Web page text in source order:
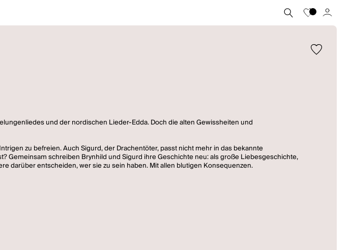
und der nordischen Lieder-Edda. Doch die alten Gewissheiten und
zu befreien. Auch Sigurd, der Drachentöter, passt nicht mehr in das bekannte
Gemeinsam schreiben Brynhild und Sigurd ihre Geschichte neu: als große Liebesgeschichte,
darüber entscheiden, wer sie zu sein haben. Mit allen blutigen Konsequenzen.